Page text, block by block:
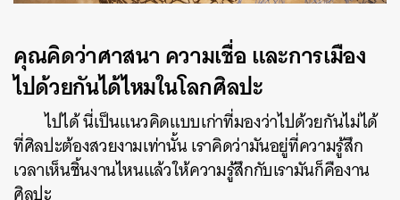
คุณคิดว่าศาสนา ความเชื่อ และการเมือง
ไปด้วยกันได้ไหมในโลกศิลปะ
ไปได้ นี่เป็นแนวคิดแบบเก่าที่มองว่าไปด้วยกันไม่ได้
ที่ศิลปะต้องสวยงามเท่านั้น เราคิดว่ามันอยู่ที่ความรู้สึก
เวลาเห็นชิ้นงานไหนแล้วให้ความรู้สึกกับเรามันก็คืองาน